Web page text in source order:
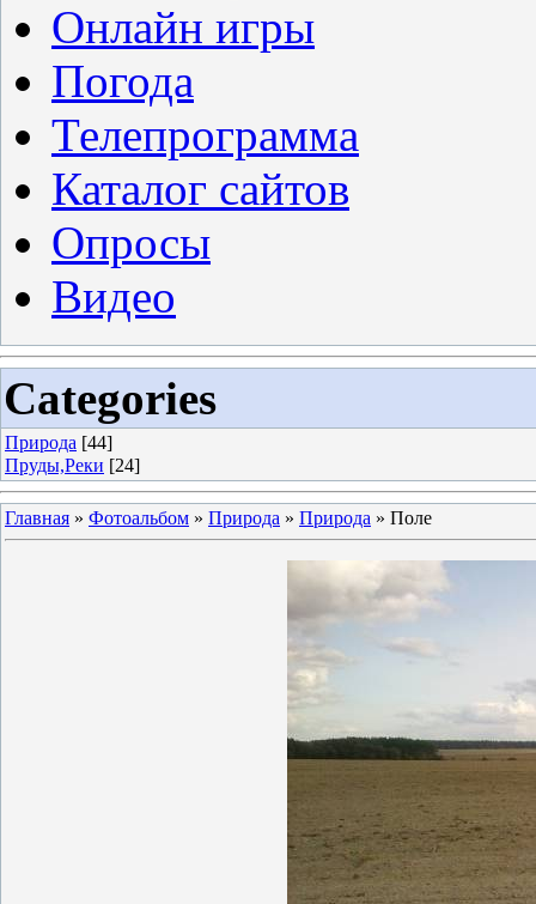
Онлайн игры
Погода
Телепрограмма
Каталог сайтов
Опросы
Видео
Categories
Природа [44]
Пруды,Реки [24]
Главная » Фотоальбом » Природа » Природа » Поле